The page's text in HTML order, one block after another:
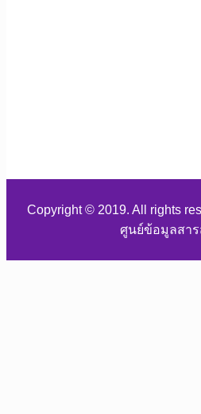
Copyright © 2019. All rights
ศูนย์ข้อมูลสาร